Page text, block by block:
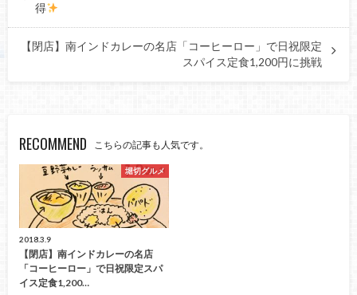
得
【閉店】南インドカレーの名店「コーヒーロー」で日祝限定
スパイス定食1,200円に挑戦
RECOMMEND こちらの記事も人気です。
堀切グルメ
2018.3.9
【閉店】南インドカレーの名店
「コーヒーロー」で日祝限定スパ
イス定食1,200…